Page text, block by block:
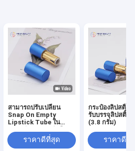
สามารถปรับเปลี่ยน
Snap On Empty
Lipstick Tube ใน
ราคาดีที่สุด
กระป๋องลิปสติ๊กว่
รับบรรจุลิปสติ๊ก
(3.8 กรัม)
ราคาดีที่